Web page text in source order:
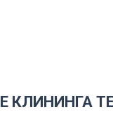
КЛИНИНГА